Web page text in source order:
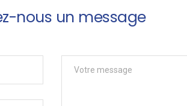
nous un message